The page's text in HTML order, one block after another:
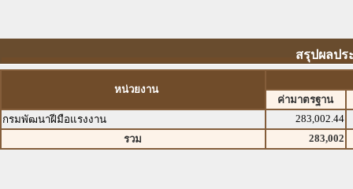
สรุปผลปร
หน่วยงาน
ค่ามาตรฐาน
กรมพัฒนาฝีมือแรงงาน
283,002.44
รวม
283,002